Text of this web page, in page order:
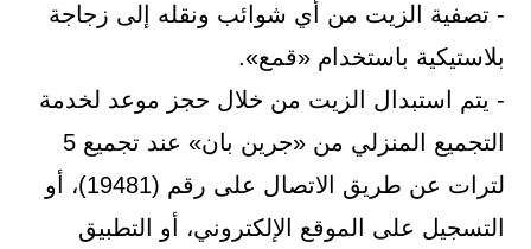
- تصفية الزيت من أي شوائب ونقله إلى زجاجة
بلاستيكية باستخدام «قمع».
- يتم استبدال الزيت من خلال حجز موعد لخدمة
التجميع المنزلي من «جرين بان» عند تجميع 5
لترات عن طريق الاتصال على رقم (19481)، أو
التسجيل على الموقع الإلكتروني، أو التطبيق